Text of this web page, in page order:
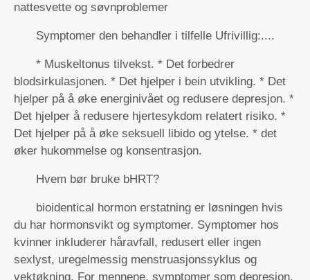
nattesvette og søvnproblemer
Symptomer den behandler i tilfelle Ufrivillig:....
* Muskeltonus tilvekst. * Det forbedrer
blodsirkulasjonen. * Det hjelper i bein utvikling. * Det
hjelper på å øke energinivået og redusere depresjon. *
Det hjelper å redusere hjertesykdom relatert risiko. *
Det hjelper på å øke seksuell libido og ytelse. * det
øker hukommelse og konsentrasjon.
Hvem bør bruke bHRT?
bioidentical hormon erstatning er løsningen hvis
du har hormonsvikt og symptomer. Symptomer hos
kvinner inkluderer håravfall, redusert eller ingen
sexlyst, uregelmessig menstruasjonssyklus og
vektøkning. For mennene, symptomer som depresjon,